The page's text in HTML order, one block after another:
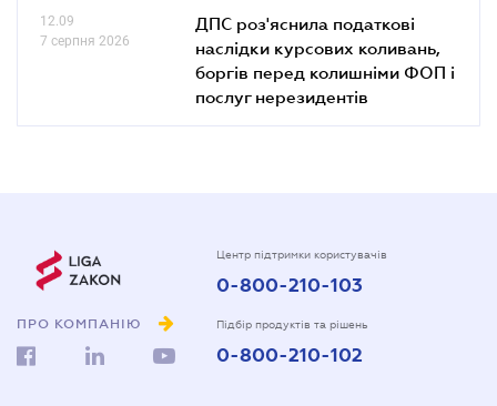
12.09
7 серпня 2026
ДПС роз'яснила податкові
наслідки курсових коливань,
боргів перед колишніми ФОП і
послуг нерезидентів
ПРО КОМПАНІЮ
Центр підтримки користувачів
0-800-210-103
Підбір продуктів та рішень
0-800-210-102